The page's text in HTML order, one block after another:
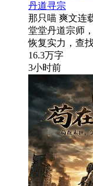
丹道寻宗
那只喵 爽文连
堂堂丹道宗师
恢复实力，查
16.3万字
3小时前